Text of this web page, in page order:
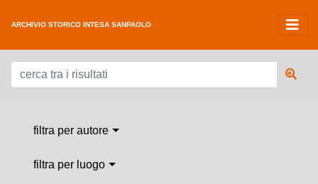
ARCHIVIO STORICO INTESA SANPAOLO
filtra per autore
filtra per luogo